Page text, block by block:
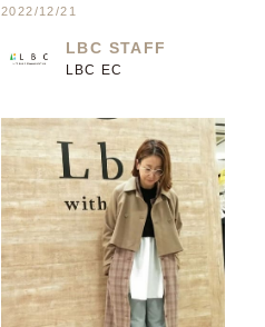
2022/12/21
LBC STAFF
LBC EC